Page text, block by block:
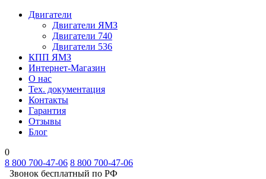
Двигатели
Двигатели ЯМЗ
Двигатели 740
Двигатели 536
КПП ЯМЗ
Интернет-Магазин
О нас
Тех. документация
Контакты
Гарантия
Отзывы
Блог
0
8 800 700-47-06 8 800 700-47-06
Звонок бесплатный по РФ